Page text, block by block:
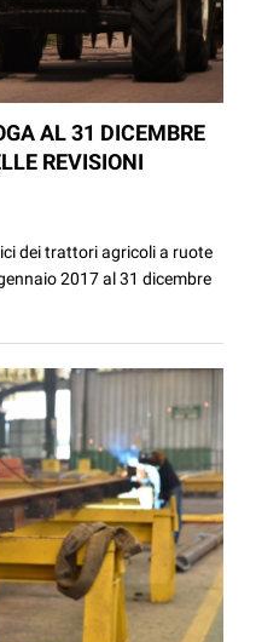
AL 31 DICEMBRE
REVISIONI
dei trattori agricoli a ruote
2017 al 31 dicembre